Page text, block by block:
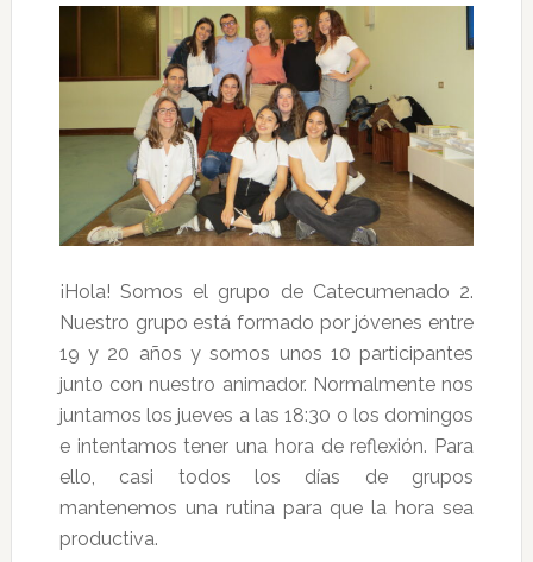
¡Hola! Somos el grupo de Catecumenado 2.
Nuestro grupo está formado por jóvenes entre
19 y 20 años y somos unos 10 participantes
junto con nuestro animador. Normalmente nos
juntamos los jueves a las 18:30 o los domingos
e intentamos tener una hora de reflexión. Para
ello, casi todos los días de grupos
mantenemos una rutina para que la hora sea
productiva.